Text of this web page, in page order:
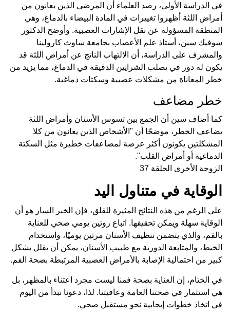
في الدراسة الأولى، رصد العلماء أن المرضى الذين يعانون من
أمراض اللثة أظهروا تغييرات في المادة البيضاء بالدماغ، وهي
المنطقة المسؤولة عن نقل الإشارات العصبية. وأوضح الدكتور
سوفيك سين، أستاذ علم الأعصاب بجامعة ساوث كارولينا
والمشرف على الدراسة، أن الالتهاب الناتج عن أمراض اللثة قد
يكون له دور في تصلب الشرايين الدقيقة في الدماغ، مما يزيد من
خطر المعاناة من مشكلات عصبية وسكتات دماغية.
خطر مضاعف
كما أضاف سين أن الجمع بين تسوس الأسنان وأمراض اللثة
يضاعف الخطر، موضحًا أن "الأشخاص الذين يعانون من كلا
المشكلتين يكونون أكثر عرضة لمضاعفات خطيرة مثل السكتة
الدماغية أو أمراض القلب".
الزوجة الأخرى الحلقة 37
الوقاية في متناول اليد
على الرغم من هذه النتائج المثيرة للقلق، فإن الخبر السار هو أن
الوقاية سهلة ويمكن تحقيقها. اتباع روتين يومي صحي للعناية
بالفم، والذي يتضمن تنظيف الأسنان مرتين يوميًا، واستخدام
الخيط، والمتابعة الدورية مع طبيب الأسنان، يمكن أن يقلل بشكل
كبير من احتمالية الإصابة بالأمراض العصبية المرتبطة بصحة الفم.
في الختام، إن العناية بصحة فمنا ليست مجرد اعتناء بالمظهر، بل
هي استثمار في صحتنا العامة وعافيتنا. لذا، دعونا نبدأ من اليوم
في اتخاذ خطوات إيجابية نحو مستقبل صحي.